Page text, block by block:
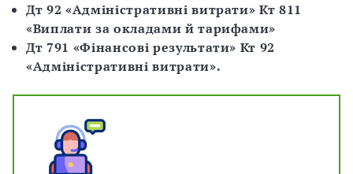
Дт 92 «Адміністративні витрати» Кт 811
«Виплати за окладами й тарифами»
Дт 791 «Фінансові результати» Кт 92
«Адміністративні витрати».